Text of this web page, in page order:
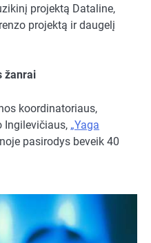
projektą Dataline,
projektą ir daugelį
žanrai
koordinatoriaus,
Ingilevičiaus, „Yaga
pasirodys beveik 40